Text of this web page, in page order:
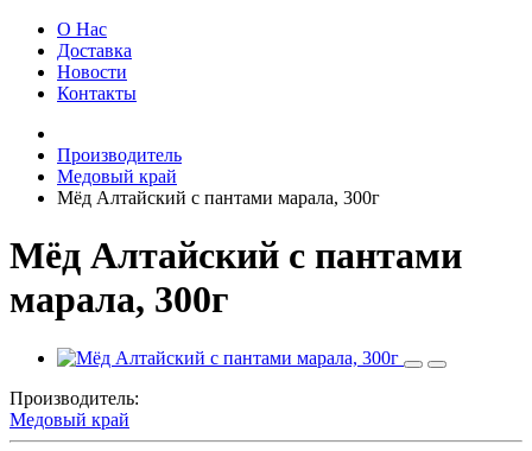
О Нас
Доставка
Новости
Контакты
Производитель
Медовый край
Мёд Алтайский с пантами марала, 300г
Мёд Алтайский с пантами
марала, 300г
Производитель:
Медовый край